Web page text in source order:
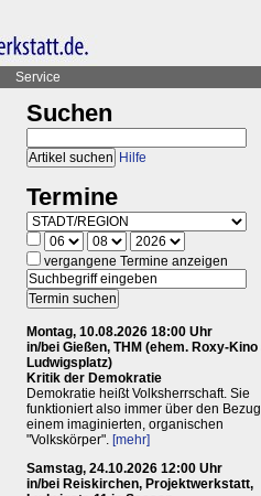
Service
Suchen
Hilfe
Termine
vergangene Termine anzeigen
Montag, 10.08.2026 18:00 Uhr
in/bei Gießen, THM (ehem. Roxy-Kino
Ludwigsplatz)
Kritik der Demokratie
Demokratie heißt Volksherrschaft. Sie
funktioniert also immer über den
einem imaginierten, organischen
"Volkskörper". [mehr]
Samstag, 24.10.2026 12:00 Uhr
in/bei Reiskirchen, Projektwerkstatt,